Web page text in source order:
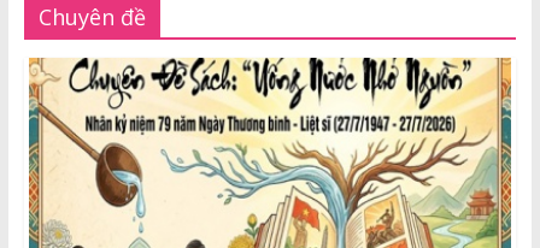
Chuyên đề